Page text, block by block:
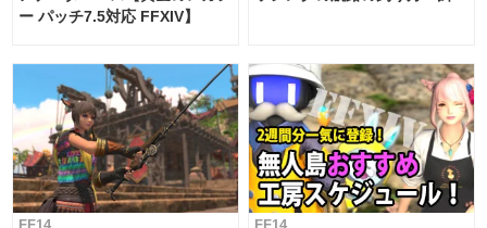
ー パッチ7.5対応 FFXIV】